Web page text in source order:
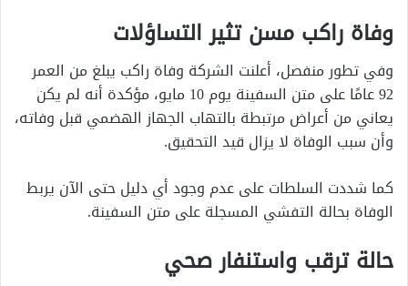
وفاة راكب مسن تثير التساؤلات
وفي تطور منفصل، أعلنت الشركة وفاة راكب يبلغ من العمر
92 عامًا على متن السفينة يوم 10 مايو، مؤكدة أنه لم يكن
يعاني من أعراض مرتبطة بالتهاب الجهاز الهضمي قبل وفاته،
وأن سبب الوفاة لا يزال قيد التحقيق.
كما شددت السلطات على عدم وجود أي دليل حتى الآن يربط
الوفاة بحالة التفشي المسجلة على متن السفينة.
حالة ترقب واستنفار صحي